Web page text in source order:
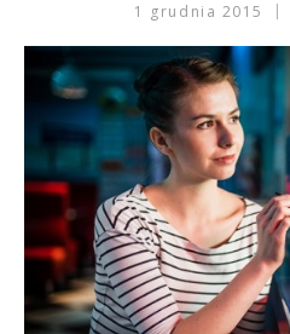
1 grudnia 2015